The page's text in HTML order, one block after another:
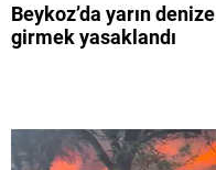
Beykoz’da yarın denize
girmek yasaklandı